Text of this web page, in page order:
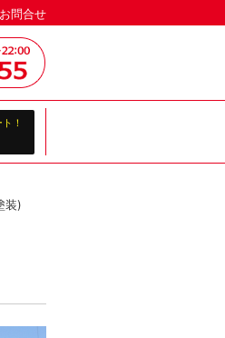
お問合せ
！
装)